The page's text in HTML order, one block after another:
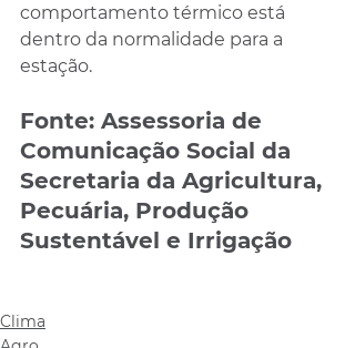
comportamento térmico está
dentro da normalidade para a
estação.
Fonte: Assessoria de
Comunicação Social da
Secretaria da Agricultura,
Pecuária, Produção
Sustentável e Irrigação
Clima